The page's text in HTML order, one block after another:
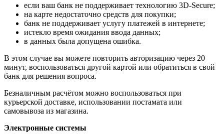
если ваш банк не поддерживает технологию 3D-Secure;
на карте недостаточно средств для покупки;
банк не поддерживает услугу платежей в интернете;
истекло время ожидания ввода данных;
в данных была допущена ошибка.
В этом случае вы можете повторить авторизацию через 20
минут, воспользоваться другой картой или обратиться в свой
банк для решения вопроса.
Безналичным расчётом можно воспользоваться при
курьерской доставке, использовании постамата или
самовывоза из магазина.
Электронные системы